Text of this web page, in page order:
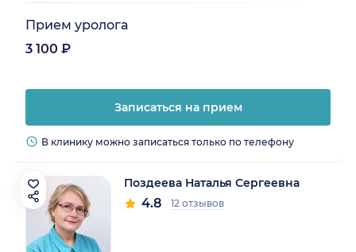
Прием уролога
3 100 ₽
Записаться на прием
В клинику можно записаться только по телефону
Поздеева Наталья Сергеевна
4.8 12 отзывов